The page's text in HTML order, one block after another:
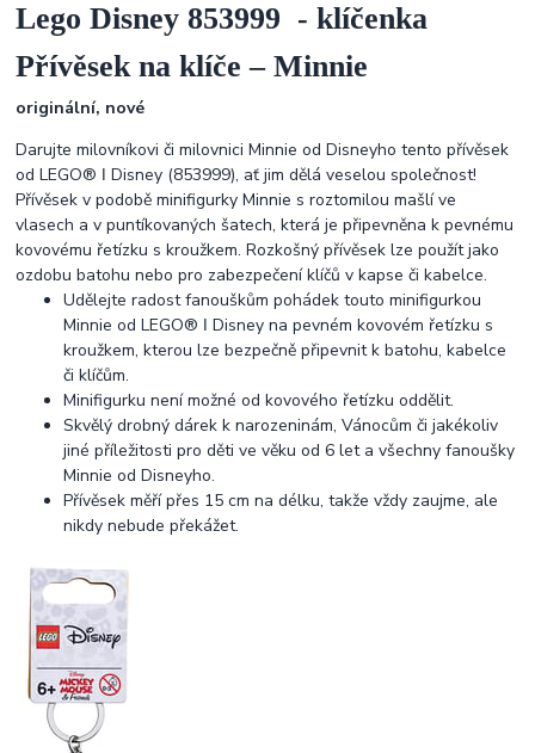
Lego Disney 853999 - klíčenka
Přívěsek na klíče – Minnie
originální, nové
Darujte milovníkovi či milovnici Minnie od Disneyho tento přívěsek
od LEGO® ǀ Disney (853999), ať jim dělá veselou společnost!
Přívěsek v podobě minifigurky Minnie s roztomilou mašlí ve
vlasech a v puntíkovaných šatech, která je připevněna k pevnému
kovovému řetízku s kroužkem. Rozkošný přívěsek lze použít jako
ozdobu batohu nebo pro zabezpečení klíčů v kapse či kabelce.
Udělejte radost fanouškům pohádek touto minifigurkou
Minnie od LEGO® ǀ Disney na pevném kovovém řetízku s
kroužkem, kterou lze bezpečně připevnit k batohu, kabelce
či klíčům.
Minifigurku není možné od kovového řetízku oddělit.
Skvělý drobný dárek k narozeninám, Vánocům či jakékoliv
jiné příležitosti pro děti ve věku od 6 let a všechny fanoušky
Minnie od Disneyho.
Přívěsek měří přes 15 cm na délku, takže vždy zaujme, ale
nikdy nebude překážet.